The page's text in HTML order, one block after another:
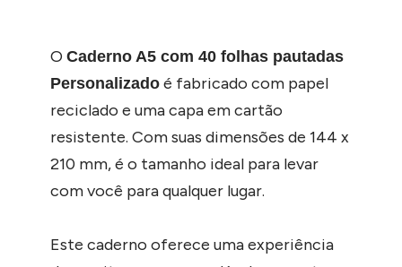
O Caderno A5 com 40 folhas pautadas
Personalizadoé fabricado com papel
reciclado e uma capa em cartão
resistente. Com suas dimensões de 144 x
210 mm, é o tamanho ideal para levar
com você para qualquer lugar.
Este caderno oferece uma experiência